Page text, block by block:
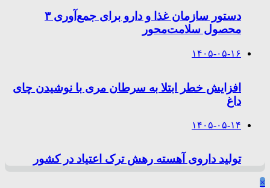
دستور سازمان غذا و دارو برای جمع‌آوری ۳
محصول سلامت‌محور
۱۴۰۵-۰۵-۱۶
افزایش خطر ابتلا به سرطان مری با نوشیدن چای
داغ
۱۴۰۵-۰۵-۱۴
تولید داروی آهسته رهش ترک اعتیاد در کشور
×